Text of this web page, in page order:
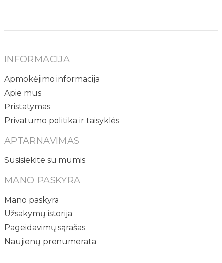
INFORMACIJA
Apmokėjimo informacija
Apie mus
Pristatymas
Privatumo politika ir taisyklės
APTARNAVIMAS
Susisiekite su mumis
MANO PASKYRA
Mano paskyra
Užsakymų istorija
Pageidavimų sąrašas
Naujienų prenumerata